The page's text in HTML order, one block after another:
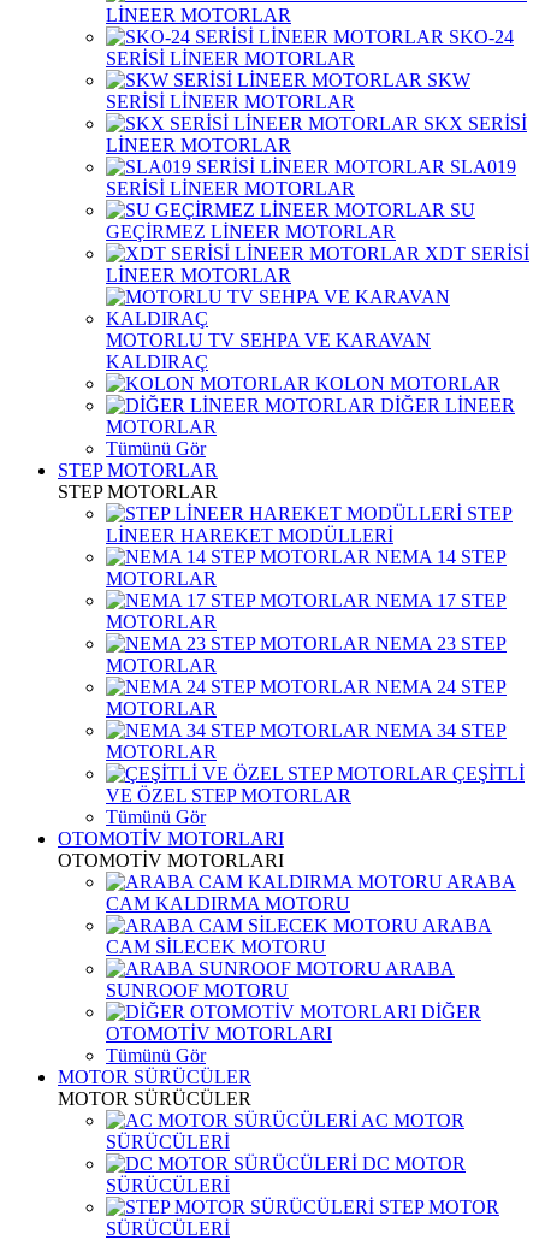
LİNEER MOTORLAR
SKO-24
SERİSİ LİNEER MOTORLAR
SKW
SERİSİ LİNEER MOTORLAR
SKX SERİSİ
LİNEER MOTORLAR
SLA019
SERİSİ LİNEER MOTORLAR
SU
GEÇİRMEZ LİNEER MOTORLAR
XDT SERİSİ
LİNEER MOTORLAR
MOTORLU TV SEHPA VE KARAVAN
KALDIRAÇ
KOLON MOTORLAR
DİĞER LİNEER
MOTORLAR
Tümünü Gör
STEP MOTORLAR
STEP MOTORLAR
STEP
LİNEER HAREKET MODÜLLERİ
NEMA 14 STEP
MOTORLAR
NEMA 17 STEP
MOTORLAR
NEMA 23 STEP
MOTORLAR
NEMA 24 STEP
MOTORLAR
NEMA 34 STEP
MOTORLAR
ÇEŞİTLİ
VE ÖZEL STEP MOTORLAR
Tümünü Gör
OTOMOTİV MOTORLARI
OTOMOTİV MOTORLARI
ARABA
CAM KALDIRMA MOTORU
ARABA
CAM SİLECEK MOTORU
ARABA
SUNROOF MOTORU
DİĞER
OTOMOTİV MOTORLARI
Tümünü Gör
MOTOR SÜRÜCÜLER
MOTOR SÜRÜCÜLER
AC MOTOR
SÜRÜCÜLERİ
DC MOTOR
SÜRÜCÜLERİ
STEP MOTOR
SÜRÜCÜLERİ